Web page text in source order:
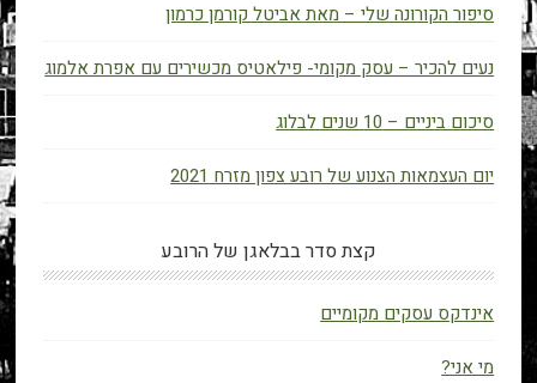
סיפור הקורונה שלי – מאת אביטל קורמן כרמון
נעים להכיר – עסק מקומי- פילאטיס מכשירים עם אפרת אלמוג
סיכום ביניים – 10 שנים לבלוג
יום העצמאות הצנוע של רובע צפון מזרח 2021
קצת סדר בבלאגן של הרובע
אינדקס עסקים מקומיים
מי אני?